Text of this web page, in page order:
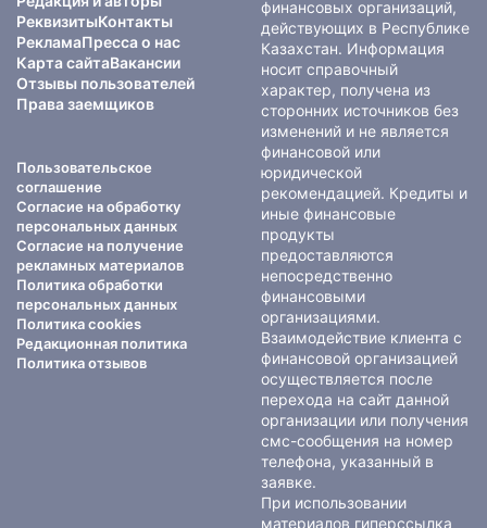
РеквизитыКонтакты
РекламаПресса о нас
Карта сайтаВакансии
Отзывы пользователей
Права заемщиков
Пользовательское
соглашение
Согласие на обработку
персональных данных
Согласие на получение
рекламных материалов
Политика обработки
персональных данных
Политика cookies
Редакционная политика
Политика отзывов
финансовых организаций,
действующих в Республике
Казахстан. Информация
носит справочный
характер, получена из
сторонних источников без
изменений и не является
финансовой или
юридической
рекомендацией. Кредиты и
иные финансовые
продукты
предоставляются
непосредственно
финансовыми
организациями.
Взаимодействие клиента с
финансовой организацией
осуществляется после
перехода на сайт данной
организации или получения
смс-сообщения на номер
телефона, указанный в
заявке.
При использовании
материалов гиперссылка